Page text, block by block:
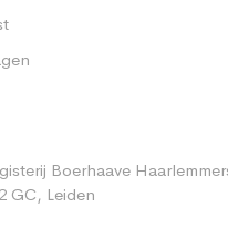
Boerhaave
GC, Leiden